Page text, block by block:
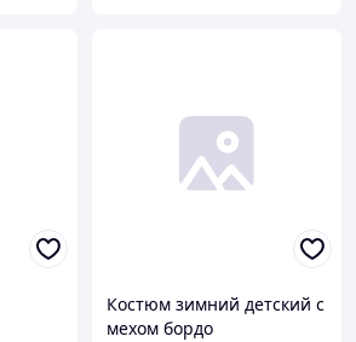
Костюм зимний детский с
мехом бордо